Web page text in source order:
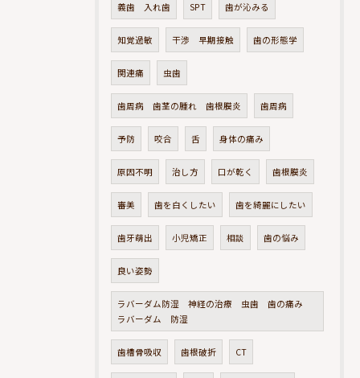
義歯 入れ歯 SPT 歯が沁みる
知覚過敏 干渉 早期接触 歯の形態学
関連痛 虫歯
歯周病 歯茎の腫れ 歯根膜炎 歯周病
予防 咬合 舌 身体の痛み
原因不明 治し方 口が乾く 歯根膜炎
審美 歯を白くしたい 歯を綺麗にしたい
歯牙萌出 小児矯正 相談 歯の悩み
良い姿勢
ラバーダム防湿 神経の治療 虫歯 歯の痛み
ラバーダム 防湿
歯槽骨吸収 歯根破折 CT